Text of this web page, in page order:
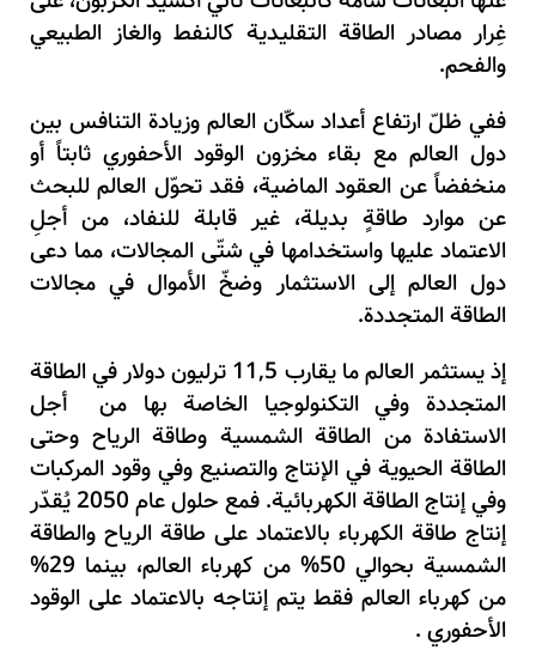
غِرار مصادر الطاقة التقليدية كالنفط والغاز الطبيعي
والفحم.
ففي ظلّ ارتفاع أعداد سكّان العالم وزيادة التنافس بين
دول العالم مع بقاء مخزون الوقود الأحفوري ثابتاً أو
منخفضاً عن العقود الماضية، فقد تحوّل العالم للبحث
عن موارد طاقةٍ بديلة، غير قابلة للنفاد، من أجلِ
الاعتماد عليها واستخدامها في شتّى المجالات، مما دعى
دول العالم إلى الاستثمار وضخّ الأموال في مجالات
الطاقة المتجددة.
إذ يستثمر العالم ما يقارب
11,5
ترليون دولار في الطاقة
المتجددة وفي التكنولوجيا الخاصة بها من أجل
الاستفادة من الطاقة الشمسية وطاقة الرياح وحتى
الطاقة الحيوية في الإنتاج والتصنيع وفي وقود المركبات
وفي إنتاج الطاقة الكهربائية. فمع حلول عام 2050يُقدّر
إنتاج طاقة الكهرباء بالاعتماد على طاقة الرياح والطاقة
الشمسية بحوالي 50% من كهرباء العالم، بينما 29
%
من كهرباء العالم فقط يتم إنتاجه بالاعتماد على الوقود
الأحفوري .